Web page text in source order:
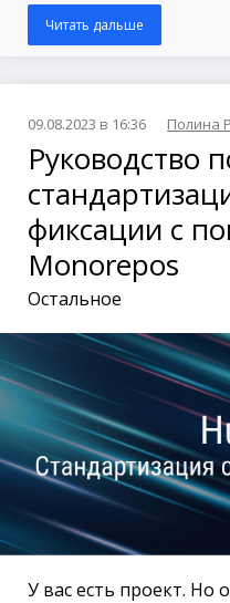
Читать дальше
09.08.2023 в 16:36 Полина
Руководство
фиксации с
Monorepos
Остальное
У вас есть проект.